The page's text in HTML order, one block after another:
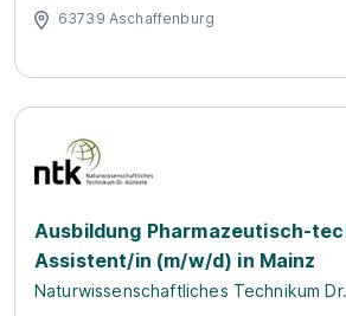
63739 Aschaffenburg
Ausbildung Pharmazeutisch-
Assistent/in (m/w/d) in Mainz
Naturwissenschaftliches Technikum